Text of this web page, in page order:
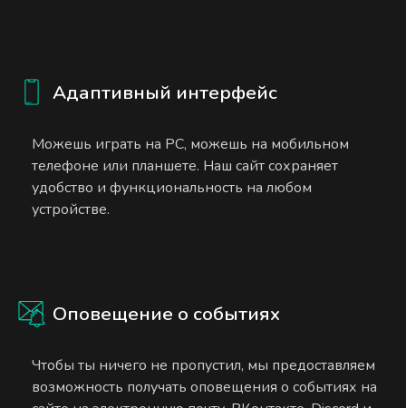
Адаптивный интерфейс
Можешь играть на PC, можешь на мобильном
телефоне или планшете. Наш сайт сохраняет
удобство и функциональность на любом
устройстве.
Оповещение о событиях
Чтобы ты ничего не пропустил, мы предоставляем
возможность получать оповещения о событиях на